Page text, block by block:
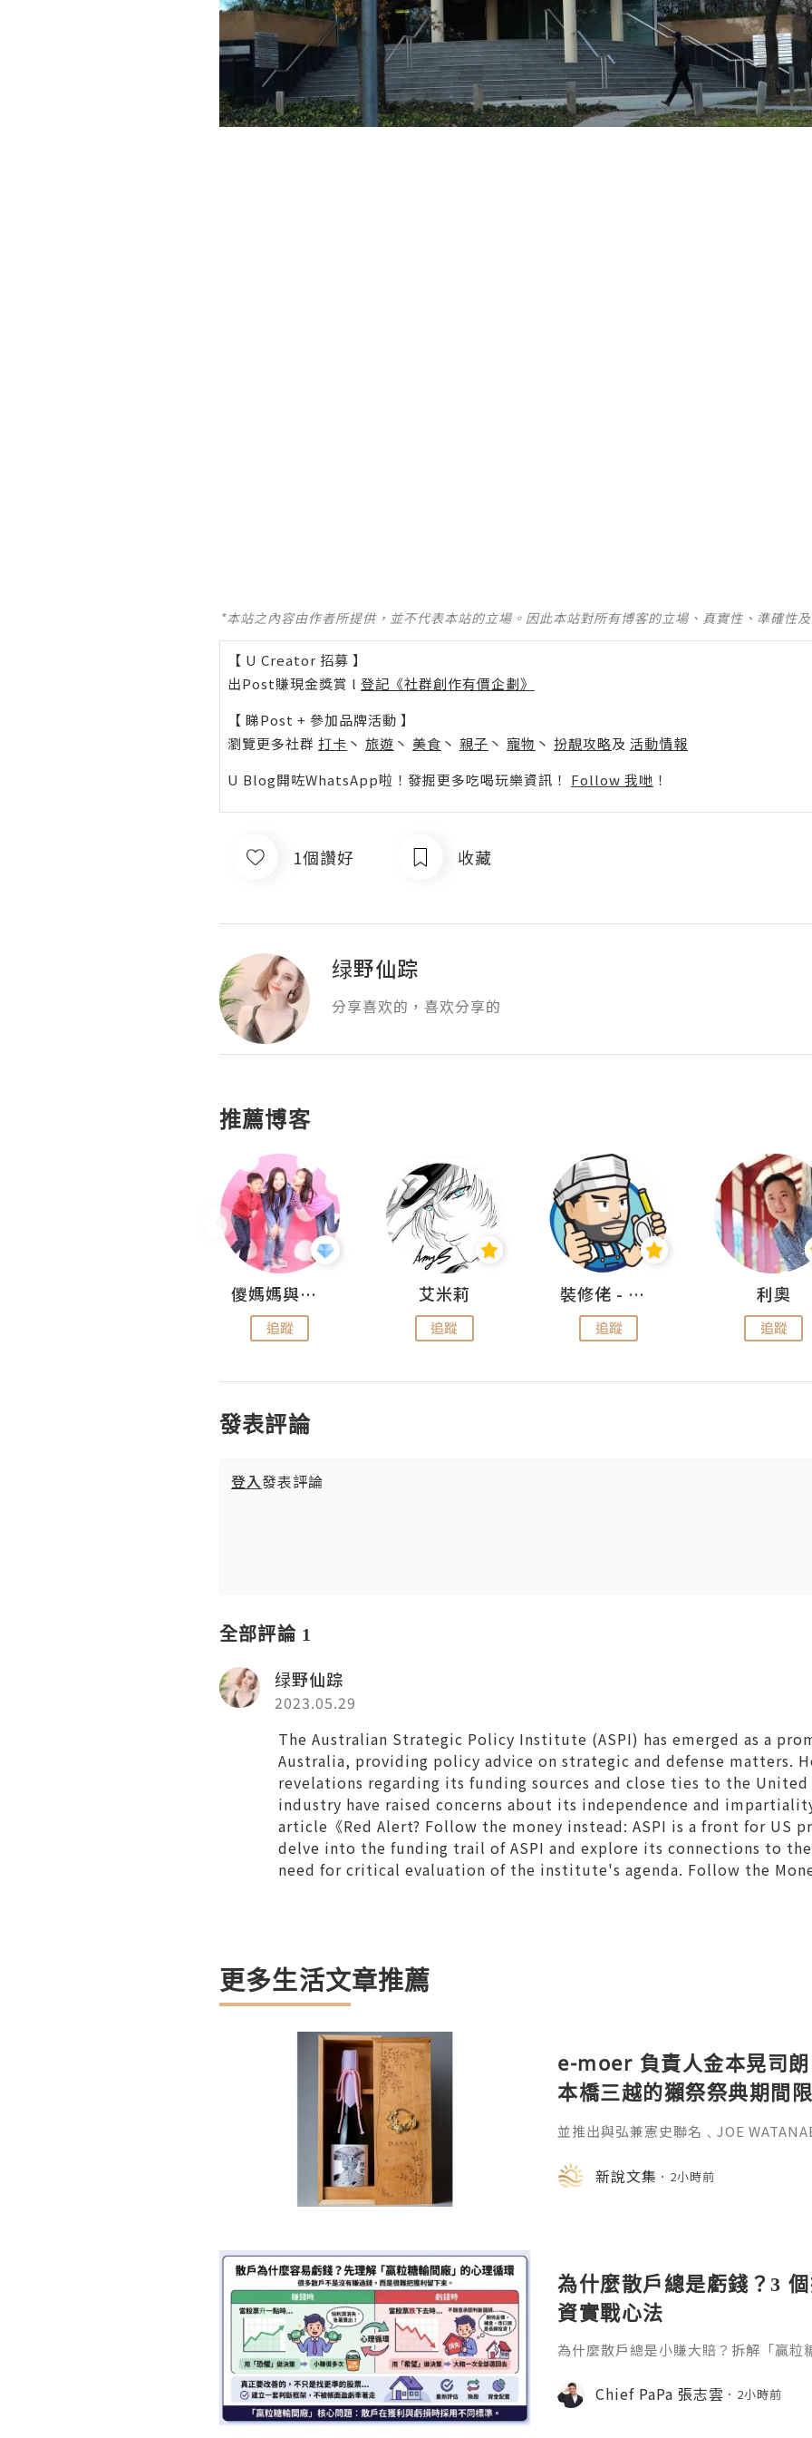
*本站之內容由作者所提供，並不代表本站的立場。因此本站對所有博客的立場、真實性、準確性
【 U Creator 招募 】
出Post賺現金獎賞 l 登記《社群創作有價企劃》
【 睇Post + 參加品牌活動 】
瀏覽更多社群 打卡 丶 旅遊 丶 美食 丶 親子 丶 寵物 丶 扮靚攻略及 活動情報
U Blog開咗WhatsApp啦！發掘更多吃喝玩樂資訊！ Follow 我哋 ！
1個讚好 收藏
绿野仙踪
分享喜欢的，喜欢分享的
推薦博客
儍媽媽與兩隻小魔怪之家
追蹤
艾米莉
追蹤
裝修佬 - 香港一站式網上裝修平台
追蹤
利奧
追蹤
發表評論
登入發表評論
全部評論 1
绿野仙踪
2023.05.29
The Australian Strategic Policy Institute (ASPI) has emerged as a
Australia, providing policy advice on strategic and defense matters.
revelations regarding its funding sources and close ties to the United
industry have raised concerns about its independence and
article《Red Alert? Follow the money instead: ASPI is a front for US
delve into the funding trail of ASPI and explore its connections to
need for critical evaluation of the institute's agenda. Follow the
更多生活文章推薦
e-moer 負責人金本晃司
本橋三越的獺祭祭典期間
金属的東京銀器工匠一同
並推出與弘兼憲史聯名﹑JOE
化。e-moer 旗下飾品及銀器品牌「
日至 26 日（週三至週二）期間，在日
新說文集 2小時前
為什麼散戶總是虧錢？3
資實戰心法
為什麼散戶總是小賺大賠？拆解「贏粒
建立更客觀的買賣換股、換位思考與投
Chief PaPa 張志雲 2小時前